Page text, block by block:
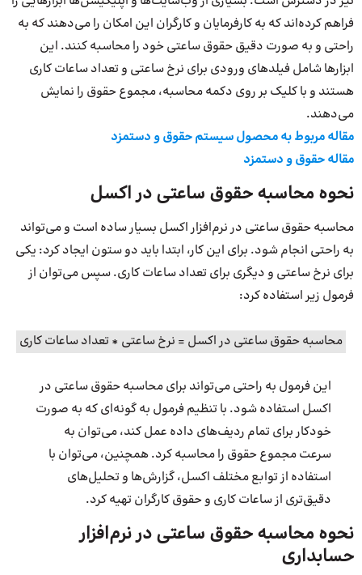
فراهم کرده‌اند که به کارفرمایان و کارگران این امکان را می‌دهند که به
راحتی و به صورت دقیق حقوق ساعتی خود را محاسبه کنند. این
ابزارها شامل فیلدهای ورودی برای نرخ ساعتی و تعداد ساعات کاری
هستند و با کلیک بر روی دکمه محاسبه، مجموع حقوق را نمایش
می‌دهند.
مقاله مربوط به محصول سیستم حقوق و دستمزد
مقاله حقوق و دستمزد
نحوه محاسبه حقوق ساعتی در اکسل
محاسبه حقوق ساعتی در نرم‌افزار اکسل بسیار ساده است و می‌تواند
به راحتی انجام شود. برای این کار، ابتدا باید دو ستون ایجاد کرد: یکی
برای نرخ ساعتی و دیگری برای تعداد ساعات کاری. سپس می‌توان از
فرمول زیر استفاده کرد:
محاسبه حقوق ساعتی در اکسل = نرخ ساعتی * تعداد ساعات کاری
این فرمول به راحتی می‌تواند برای محاسبه حقوق ساعتی در
اکسل استفاده شود. با تنظیم فرمول به گونه‌ای که به صورت
خودکار برای تمام ردیف‌های داده عمل کند، می‌توان به
سرعت مجموع حقوق را محاسبه کرد. همچنین، می‌توان با
استفاده از توابع مختلف اکسل، گزارش‌ها و تحلیل‌های
دقیق‌تری از ساعات کاری و حقوق کارگران تهیه کرد.
نحوه محاسبه حقوق ساعتی در نرم‌افزار
حسابداری